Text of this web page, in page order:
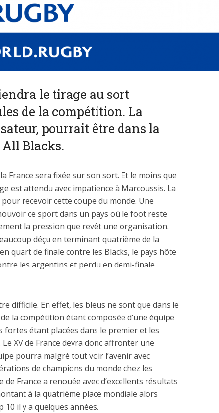
le tirage au sort
de la compétition. La
pourrait être dans la
All Blacks.
France sera fixée sur son sort. Et le moins que
est attendu avec impatience à Marcoussis. La
recevoir cette coupe du monde. Une
ce sport dans un pays où le foot reste
la pression que revêt une organisation.
déçu en terminant quatrième de la
quart de finale contre les Blacks, le pays hôte
les argentins et perdu en demi-finale
difficile. En effet, les bleus ne sont que dans le
la compétition étant composée d’une équipe
fortes étant placées dans le premier et les
XV de France devra donc affronter une
pourra malgré tout voir l’avenir avec
de champions du monde chez les
de France a renouée avec d’excellents résultats
à la quatrième place mondiale alors
10 il y a quelques années.
dépenses de
de l’Etat
explosent
La nouvelle Guerre du
Pacifique